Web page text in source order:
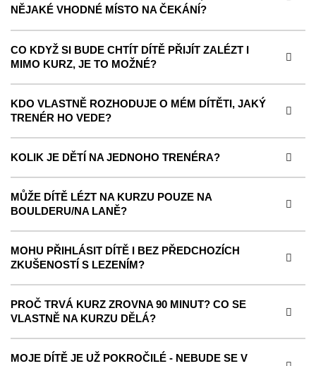
NĚJAKÉ VHODNÉ MÍSTO NA ČEKÁNÍ?
CO KDYŽ SI BUDE CHTÍT DÍTĚ PŘIJÍT ZALÉZT I
MIMO KURZ, JE TO MOŽNÉ?
KDO VLASTNĚ ROZHODUJE O MÉM DÍTĚTI, JAKÝ
TRENÉR HO VEDE?
KOLIK JE DĚTÍ NA JEDNOHO TRENÉRA?
MŮŽE DÍTĚ LÉZT NA KURZU POUZE NA
BOULDERU/NA LANĚ?
MOHU PŘIHLÁSIT DÍTĚ I BEZ PŘEDCHOZÍCH
ZKUŠENOSTÍ S LEZENÍM?
PROČ TRVÁ KURZ ZROVNA 90 MINUT? CO SE
VLASTNĚ NA KURZU DĚLÁ?
MOJE DÍTĚ JE UŽ POKROČILÉ - NEBUDE SE V